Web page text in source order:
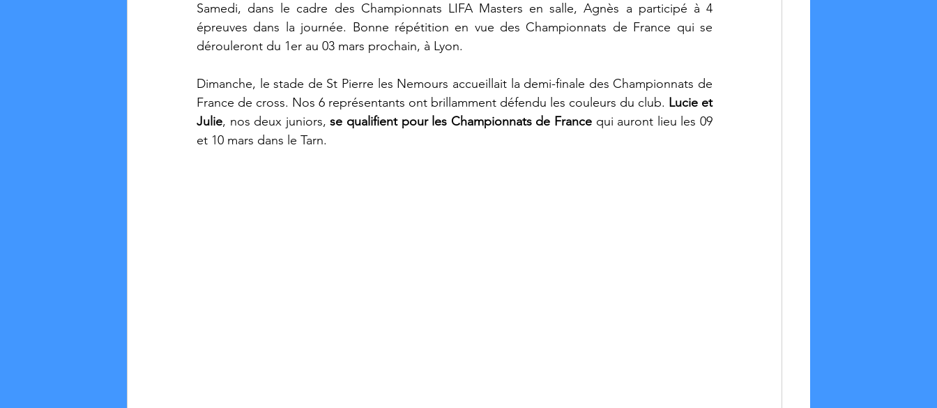
Samedi, dans le cadre des Championnats LIFA Masters en salle, Agnès a participé à 4
épreuves dans la journée. Bonne répétition en vue des Championnats de France qui se
dérouleront du 1er au 03 mars prochain, à Lyon.
Dimanche, le stade de St Pierre les Nemours accueillait la demi-finale des Championnats de
France de cross. Nos 6 représentants ont brillamment défendu les couleurs du club. Lucie et
Julie, nos deux juniors, se qualifient pour les Championnats de France qui auront lieu les 09
et 10 mars dans le Tarn.